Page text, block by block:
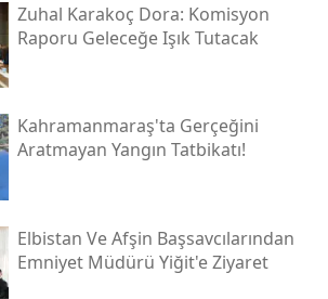
Zuhal Karakoç Dora: Komisyon
Raporu Geleceğe Işık Tutacak
Kahramanmaraş'ta Gerçeğini
Aratmayan Yangın Tatbikatı!
Elbistan Ve Afşin Başsavcılarından
Emniyet Müdürü Yiğit'e Ziyaret